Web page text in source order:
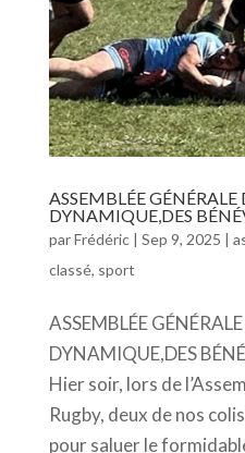
ASSEMBLÉE
DYNAMIQUE,DES
parFrédéric| Sep 9, 2025 |
classé, sport
ASSEMBLÉE
DYNAMIQUE,DES
Hier soir, lors de
Rugby, deux de nos
pour saluer le